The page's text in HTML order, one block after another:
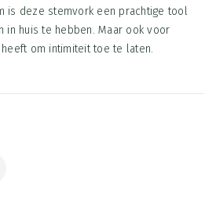
is deze stemvork een prachtige tool
in huis te hebben. Maar ook voor
om intimiteit toe te laten.